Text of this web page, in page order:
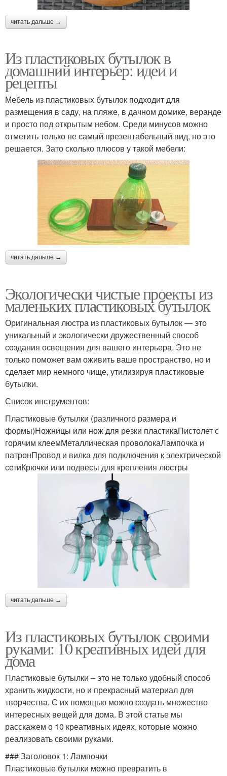
читать дальше →
Из пластиковых бутылок в
домашний интерьер: идеи и
рецепты
Мебель из пластиковых бутылок подходит для
размещения в саду, на пляже, в дачном домике, веранде
и просто под открытым небом. Среди минусов можно
отметить только не самый презентабельный вид, но это
решается. Зато сколько плюсов у такой мебели:
читать дальше →
Экологически чистые проекты из
маленьких пластиковых бутылок
Оригинальная люстра из пластиковых бутылок — это
уникальный и экологически дружественный способ
создания освещения для вашего интерьера. Это не
только поможет вам оживить ваше пространство, но и
сделает мир немного чище, утилизируя пластиковые
бутылки.
Список инструментов:
Пластиковые бутылки (различного размера и
формы)Ножницы или нож для резки пластикаПистолет с
горячим клеемМеталлическая проволокаЛампочка и
патронПровод и вилка для подключения к электрической
сетиКрючки или подвесы для крепления люстры
читать дальше →
Из пластиковых бутылок своими
руками: 10 креативных идей для
дома
Пластиковые бутылки – это не только удобный способ
хранить жидкости, но и прекрасный материал для
творчества. С их помощью можно создать множество
интересных вещей для дома. В этой статье мы
расскажем о 10 креативных идеях, которые можно
реализовать своими руками.
### Заголовок 1: Лампочки
Пластиковые бутылки можно превратить в